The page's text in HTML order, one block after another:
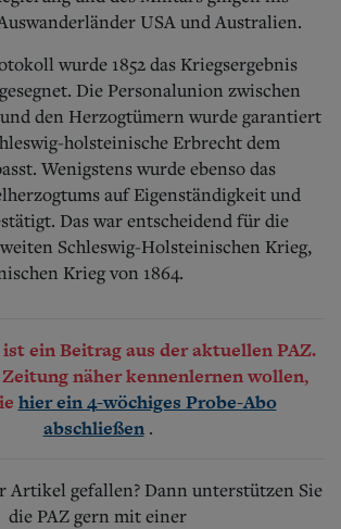
USA und Australien.
wurde 1852 das Kriegsergebnis
Die Personalunion zwischen
den Herzogtümern wurde garantiert
holsteinische Erbrecht dem
Wenigstens wurde ebenso das
auf Eigenständigkeit und
Das war entscheidend für die
Schleswig-Holsteinischen Krieg,
Krieg von 1864.
ein Beitrag aus der aktuellen PAZ.
näher kennenlernen wollen,
hier ein 4-wöchiges Probe-Abo
abschließen .
Artikel gefallen? Dann unterstützen Sie
die PAZ gern mit einer